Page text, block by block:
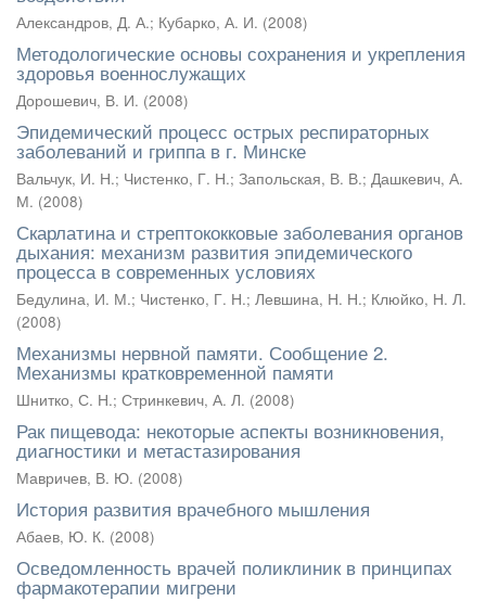
Александров, Д. А.; Кубарко, А. И. (2008)
Методологические основы сохранения и укрепления
здоровья военнослужащих
Дорошевич, В. И. (2008)
Эпидемический процесс острых респираторных
заболеваний и гриппа в г. Минске
Вальчук, И. Н.; Чистенко, Г. Н.; Запольская, В. В.; Дашкевич, А.
М. (2008)
Скарлатина и стрептококковые заболевания органов
дыхания: механизм развития эпидемического
процесса в современных условиях
Бедулина, И. М.; Чистенко, Г. Н.; Левшина, Н. Н.; Клюйко, Н. Л.
(2008)
Механизмы нервной памяти. Сообщение 2.
Механизмы кратковременной памяти
Шнитко, С. Н.; Стринкевич, А. Л. (2008)
Рак пищевода: некоторые аспекты возникновения,
диагностики и метастазирования
Мавричев, В. Ю. (2008)
История развития врачебного мышления
Абаев, Ю. К. (2008)
Осведомленность врачей поликлиник в принципах
фармакотерапии мигрени